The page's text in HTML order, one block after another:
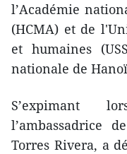
l’Académie
(HCMA) et de
et humaines
nationale de
S’expimant
l’ambassadrice
Torres Rivera, a